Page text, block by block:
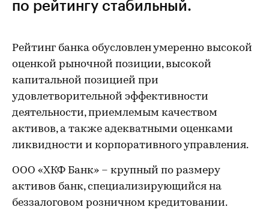
по рейтингу стабильный.
Рейтинг банка обусловлен умеренно высокой
оценкой рыночной позиции, высокой
капитальной позицией при
удовлетворительной эффективности
деятельности, приемлемым качеством
активов, а также адекватными оценками
ликвидности и корпоративного управления.
ООО «ХКФ Банк» – крупный по размеру
активов банк, специализирующийся на
беззалоговом розничном кредитовании.